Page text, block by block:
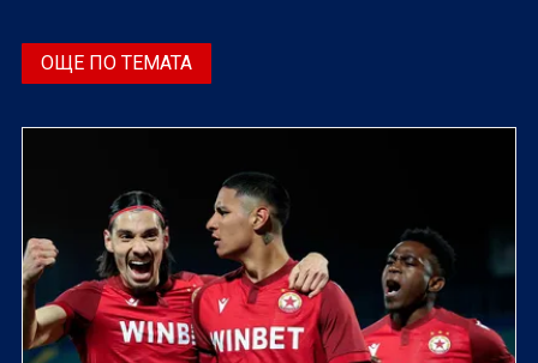
ОЩЕ ПО ТЕМАТА